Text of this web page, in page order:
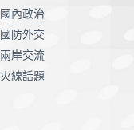
國內政治
國防外交
兩岸交流
火線話題